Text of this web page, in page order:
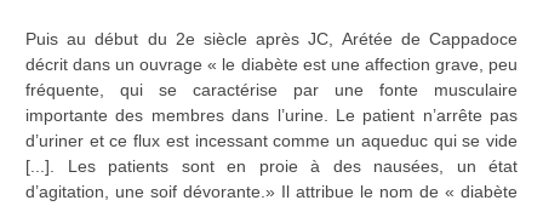
Puis au début du 2e siècle après JC, Arétée de Cappadoce
décrit dans un ouvrage « le diabète est une affection grave, peu
fréquente, qui se caractérise par une fonte musculaire
importante des membres dans l’urine. Le patient n’arrête pas
d’uriner et ce flux est incessant comme un aqueduc qui se vide
[...]. Les patients sont en proie à des nausées, un état
d’agitation, une soif dévorante.» Il attribue le nom de « diabète